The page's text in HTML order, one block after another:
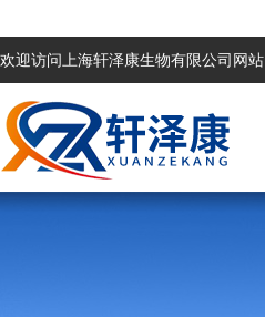
欢迎访问上海轩泽康生物有限公司网站